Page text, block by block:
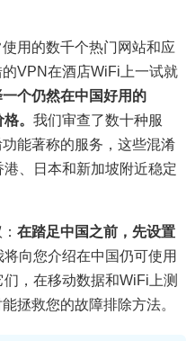
用的数千个热门网站和应
VPN在酒店WiFi上一试就
个仍然在中国好用的
。 我们审查了数十种服
能著称的服务，这些混淆
、日本和新加坡附近稳定
在踏足中国之前，先设置
向您介绍在中国仍可使用
，在移动数据和WiFi上测
拯救您的故障排除方法。